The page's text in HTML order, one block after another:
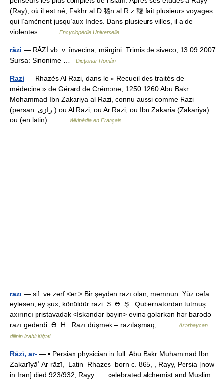
(Ray), où il est né, Fakhr al D 稜n al R z 稜 fait plusieurs voyages
qui l’amènent jusqu’aux Indes. Dans plusieurs villes, il a de
violentes… …
Encyclopédie Universelle
răzi — RĂZÍ vb. v. învecina, mărgini. Trimis de siveco, 13.09.2007.
Sursa: Sinonime …
Dicționar Român
Razi — Rhazès Al Razi, dans le « Recueil des traités de
médecine » de Gérard de Crémone, 1250 1260 Abu Bakr
Mohammad Ibn Zakariya al Razi, connu aussi comme Razi
(persan: رازی ) ou Al Razi, ou Ar Razi, ou Ibn Zakaria (Zakariya)
ou (en latin)… …
Wikipédia en Français
razı — sif. və zərf <ər.> Bir şeydən razı olan; məmnun. Yüz cəfa
eyləsən, ey şux, könüldür razi. S. Ə. Ş.. Qubernatordan tutmuş
axırıncı pristavadək <İskəndər bəyin> evinə gələrkən hər barədə
razı gedərdi. Ə. H.. Razı düşmək – razılaşmaq,… …
Azərbaycan
dilinin izahlı lüğəti
Rāzī, ar- — ▪ Persian physician in full Abū Bakr Muḥammad Ibn
Zakarīyāʾ Ar rāzī, Latin Rhazes born c. 865, , Rayy, Persia [now
in Iran] died 923/932, Rayy celebrated alchemist and Muslim